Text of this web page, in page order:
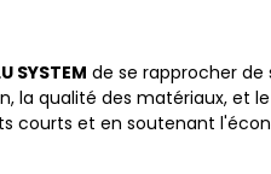
SYSTEM de se rapprocher de
la qualité des matériaux, et
courts et en soutenant